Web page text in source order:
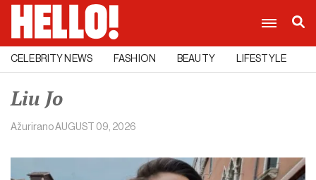
CELEBRITY NEWS FASHION BEAUTY LIFESTYLE
Liu Jo
AžuriranoAUGUST 09, 2026